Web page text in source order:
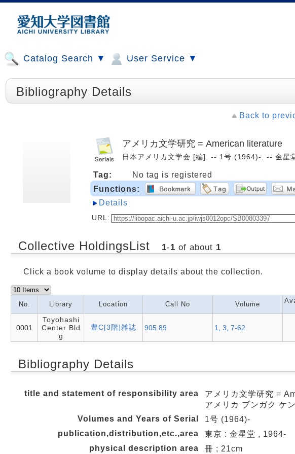
Catalog Search ▼ User Service ▼
Bibliography Details
Back to
アメリカ文学研究 = American literature
日本アメリカ文学会 [編]. -- 1号 (1964)-. -- 金星
Tag:
No tag is registered
Functions:
Details
URL:
Collective HoldingsList 1-1 of about 1
Click a book volume to display details about the collection.
No. Library Location Call No Volume
0001
Toyohashi
Center Bld
g
豊C[3階]雑誌 905:89 1, 3, 7-62
Bibliography Details
title and statement of responsibility area
アメリカ文学研究 =
アメリカ ブンガク ケ
Volumes and Years of Serial
1号 (1964)-
publication,distribution,etc.,area
東京 : 金星堂 , 1964-
physical description area
冊 ; 21cm